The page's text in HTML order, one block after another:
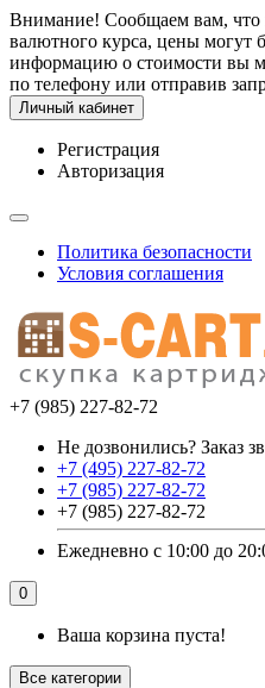
Внимание! Сообщаем вам, что
валютного курса, цены могут
информацию о стоимости вы
по телефону или отправив
Личный кабинет
Регистрация
Авторизация
Политика безопасности
Условия соглашения
+7 (985) 227-82-72
Не дозвонились? Заказ
+7 (495) 227-82-72
+7 (985) 227-82-72
+7 (985) 227-82-72
Ежедневно с 10:00 до
0
Ваша корзина пуста!
Все категории